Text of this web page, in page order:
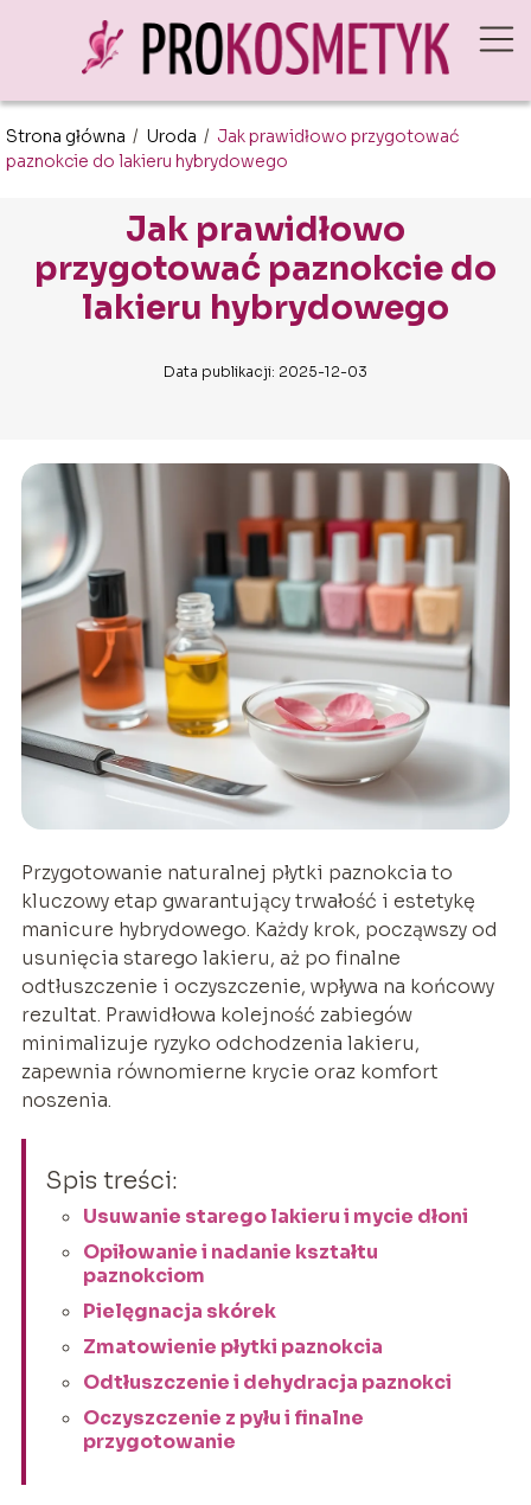
Strona główna / Uroda / Jak prawidłowo przygotować
paznokcie do lakieru hybrydowego
Jak prawidłowo
przygotować paznokcie do
lakieru hybrydowego
Data publikacji: 2025-12-03
Przygotowanie naturalnej płytki paznokcia to
kluczowy etap gwarantujący trwałość i estetykę
manicure hybrydowego. Każdy krok, począwszy od
usunięcia starego lakieru, aż po finalne
odtłuszczenie i oczyszczenie, wpływa na końcowy
rezultat. Prawidłowa kolejność zabiegów
minimalizuje ryzyko odchodzenia lakieru,
zapewnia równomierne krycie oraz komfort
noszenia.
Spis treści:
Usuwanie starego lakieru i mycie dłoni
Opiłowanie i nadanie kształtu
paznokciom
Pielęgnacja skórek
Zmatowienie płytki paznokcia
Odtłuszczenie i dehydracja paznokci
Oczyszczenie z pyłu i finalne
przygotowanie